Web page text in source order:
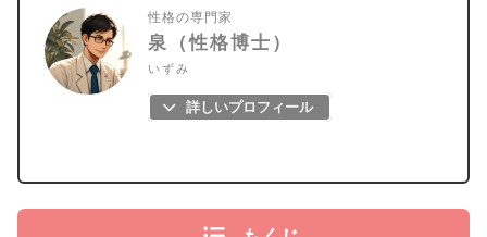
性格の専門家
泉（性格博士）
いずみ
詳しいプロフィール